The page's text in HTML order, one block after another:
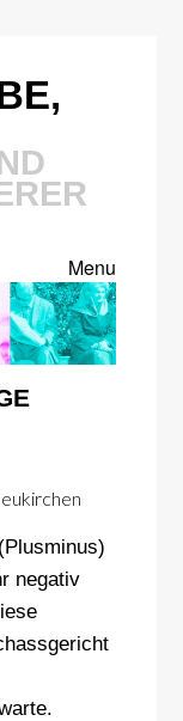
Menu
negativ